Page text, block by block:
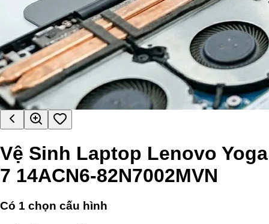
Vệ Sinh Laptop Lenovo Yoga
7 14ACN6-82N7002MVN
Có 1 chọn cấu hình